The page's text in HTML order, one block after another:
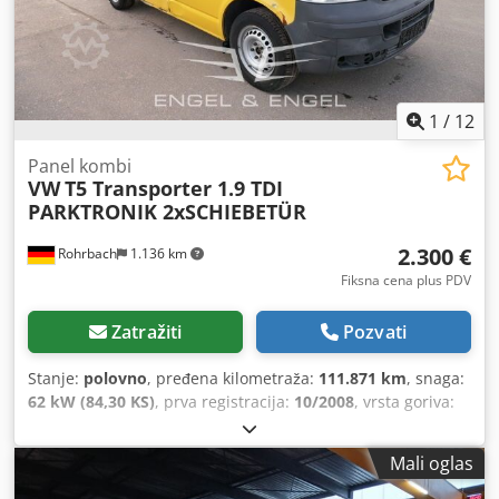
KBK1, KBK2 i KBK3 šine su na lageru! Postoje i drugi KBK
sistemi na lageru. nosivost 125KG - 1600KG Molimo Vas da
se raspitate o vašoj kranskoj pisti sa nosivošću i
dimenzijama bez obaveze.
1 / 12
Rohrbach 1.136 km
Panel kombi
VWT5 Transporter 1.9 TDI
PARKTRONIK 2xSCHIEBETÜR
2.300 €
Fiksna cena plus PDV
Zatražiti Pozvati
Stanje: polovno, pređena kilometraža: 111.871 km, snaga:
62 kW (84,30 KS), prva registracija: 10/2008, vrsta goriva:
1.800 kg
1.000 kg, ukupna težina:2.800 kg, konfiguracija osovina:
, CO₂ emisije:227 g/km, potrošnja goriva
Mali oglas